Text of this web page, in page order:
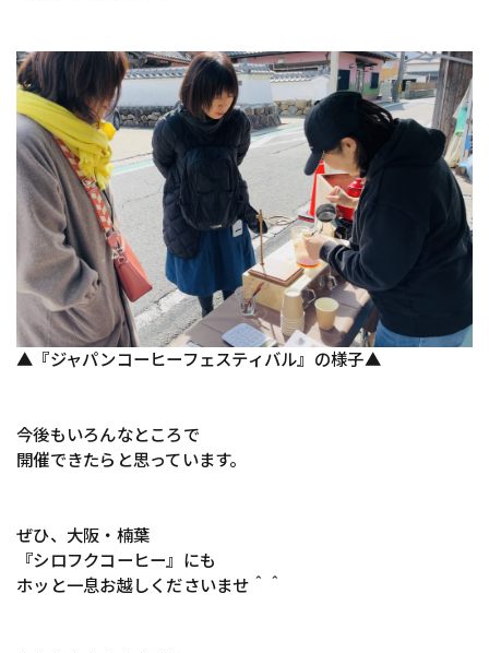
▲『ジャパンコーヒーフェスティバル』の様子▲
今後もいろんなところで
開催できたらと思っています。
ぜひ、大阪・楠葉
『シロフクコーヒー』にも
ホッと一息お越しくださいませ＾＾